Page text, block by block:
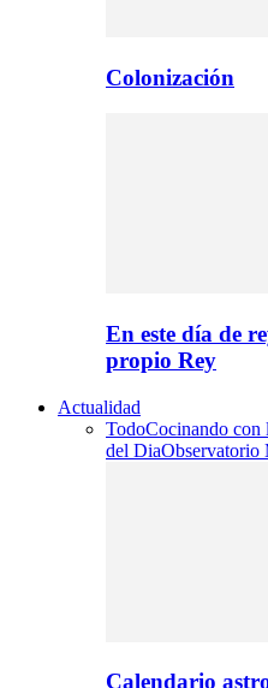
Colonización
En este día de
propio Rey
Actualidad
TodoCocinando con
del DiaObservatorio
Calendario